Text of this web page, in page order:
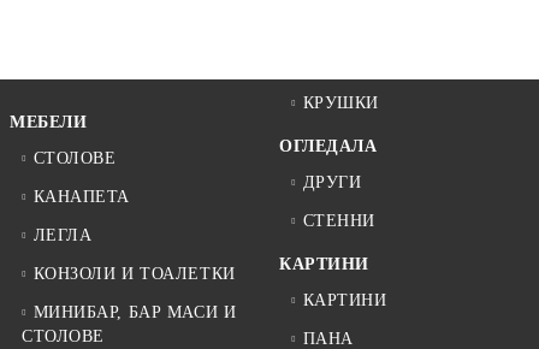
МЕБЕЛИ
СТОЛОВЕ
КАНАПЕТА
ЛЕГЛА
КОНЗОЛИ И ТОАЛЕТКИ
МИНИБАР, БАР МАСИ И
СТОЛОВЕ
КРУШКИ
ОГЛЕДАЛА
ДРУГИ
СТЕННИ
КАРТИНИ
КАРТИНИ
ПАНА